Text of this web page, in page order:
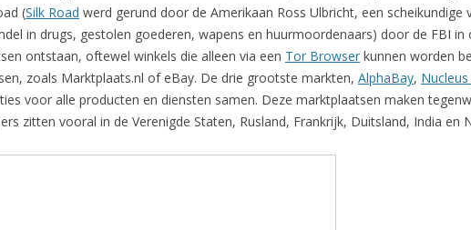
(Silk Road werd gerund door de Amerikaan Ross Ulbricht, een
in drugs, gestolen goederen, wapens en huurmoordenaars) door de FBI
ontstaan, oftewel winkels die alleen via een Tor Browser kunnen worden
zoals Marktplaats.nl of eBay. De drie grootste markten, AlphaBay, Nucleus
voor alle producten en diensten samen. Deze marktplaatsen maken
zitten vooral in de Verenigde Staten, Rusland, Frankrijk, Duitsland, India en